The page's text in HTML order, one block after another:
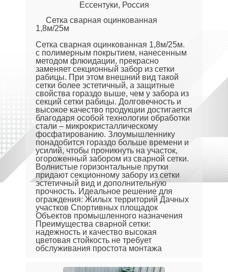
Ессентуки, Россия
Сетка сварная оцинкованная
1,8м/25м
Сетка сварная оцинкованная 1,8м/25м.
с полимерным покрытием, нанесенным
методом флюидации, прекрасно
заменяет секционный забор из сетки
рабицы. При этом внешний вид такой
сетки более эстетичный, а защитные
свойства гораздо выше, чем у забора из
секций сетки рабицы. Долговечность и
высокое качество продукции достигается
благодаря особой технологии обработки
стали – микрокристаллическому
фосфатированию. Злоумышленнику
понадобится гораздо больше времени и
усилий, чтобы проникнуть на участок,
огороженный забором из сварной сетки.
Волнистые горизонтальные прутки
придают секционному забору из сетки
эстетичный вид и дополнительную
прочность. Идеальное решение для
ограждения: Жилых территорий Дачных
участков Спортивных площадок
Объектов промышленного назначения
Преимущества сварной сетки:
надежность и качество высокая
цветовая стойкость не требует
обслуживания простота монтажа